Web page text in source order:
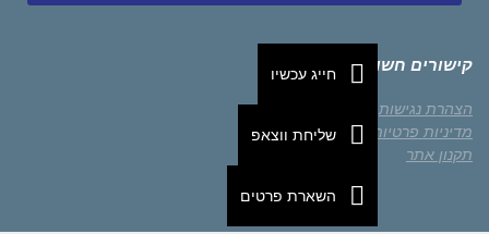
קישורים חשובים
הצהרת נגישות
מדיניות פרטיות
תקנון אתר
חייג עכשיו
שליחת ווצאפ
השארת פרטים